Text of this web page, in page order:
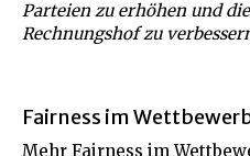
Parteien zu erhöhen und
Rechnungshof zu
Fairness im
Mehr Fairness im